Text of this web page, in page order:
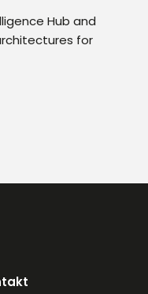
Hub and
for